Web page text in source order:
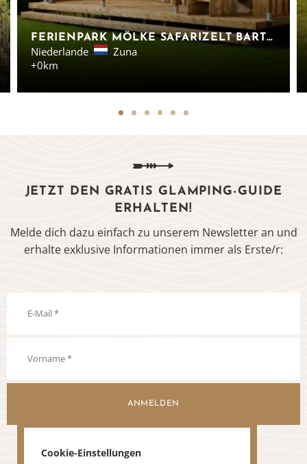
FERIENPARK MÖLKE SAFARIZELT BARTENDER OVERIJSSEL
Niederlande
Zuna
+0km
JETZT DEN GRATIS GLAMPING-GUIDE
ERHALTEN!
Melde dich dazu einfach zu unserem Newsletter an und
erhalte exklusive Informationen immer als Erste/r:
ANMELDEN
Cookie-Einstellungen